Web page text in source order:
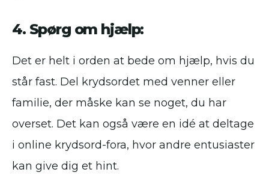
4. Spørg om hjælp:
Det er helt i orden at bede om hjælp, hvis du
står fast. Del krydsordet med venner eller
familie, der måske kan se noget, du har
overset. Det kan også være en idé at deltage
i online krydsord-fora, hvor andre entusiaster
kan give dig et hint.